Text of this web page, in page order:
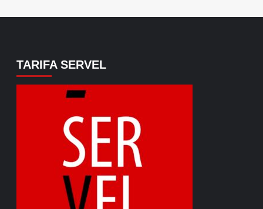
TARIFA SERVEL